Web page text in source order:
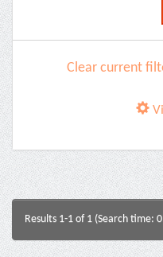
Clear current
Results 1-1 of 1 (Search time: